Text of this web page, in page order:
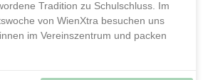
Tradition zu Schulschluss. Im
von WienXtra besuchen uns
im Vereinszentrum und packen